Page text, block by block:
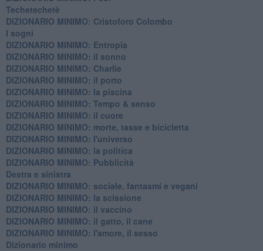
Techetechetè
DIZIONARIO MINIMO: Cristoforo Colombo
I sogni
DIZIONARIO MINIMO: Entropia
DIZIONARIO MINIMO: il sonno
DIZIONARIO MINIMO: Charlie
DIZIONARIO MINIMO: il porto
DIZIONARIO MINIMO: la piscina
DIZIONARIO MINIMO: Tempo & senso
DIZIONARIO MINIMO: il cuore
DIZIONARIO MINIMO: morte, tasse e bicicletta
DIZIONARIO MINIMO: l'universo
DIZIONARIO MINIMO: la politica
DIZIONARIO MINIMO: Pubblicità
Destra e sinistra
DIZIONARIO MINIMO: sociale, fantasmi e vegani
DIZIONARIO MINIMO: la scissione
DIZIONARIO MINIMO: il vaccino
DIZIONARIO MINIMO: il gatto, il cane
DIZIONARIO MINIMO: l'amore, il sesso
Dizionario minimo